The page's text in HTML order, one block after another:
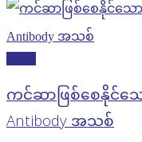
ကင်ဆာဖြစ်စေနိုင်
Antibody အသစ်